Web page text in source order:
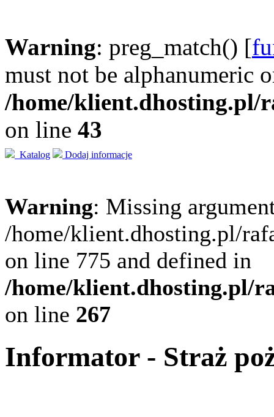
Warning: preg_match() [
must not be alphanumeric
/home/klient.dhosting.pl/
on line 43
Katalog Dodaj informacje
Warning: Missing
/home/klient.dhosting.pl/
on line 775 and defined in
/home/klient.dhosting.pl/
on line 267
Informator - Straż